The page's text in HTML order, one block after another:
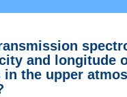
and longitude
in the upper